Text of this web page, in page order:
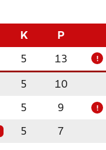
K P
5 13 !
5 10
5 9 !
5 7